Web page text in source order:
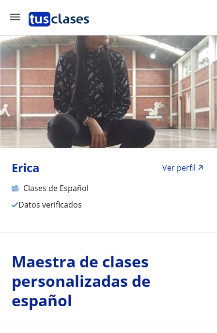
Erica
Ver perfil
Clases de Español
Datos verificados
Maestra de clases
personalizadas de
español